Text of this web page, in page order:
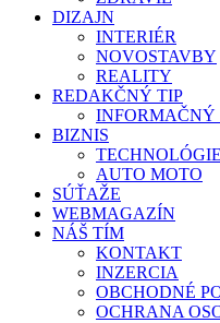
DIZAJN
INTERIÉR
NOVOSTAVBY
REALITY
REDAKČNÝ TIP
INFORMAČNÝ
BIZNIS
TECHNOLÓGIE
AUTO MOTO
SÚŤAŽE
WEBMAGAZÍN
NÁŠ TÍM
KONTAKT
INZERCIA
OBCHODNÉ
OCHRANA